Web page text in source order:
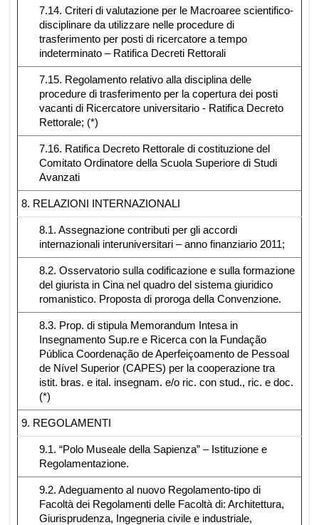
7.14. Criteri di valutazione per le Macroaree scientifico-
disciplinare da utilizzare nelle procedure di
trasferimento per posti di ricercatore a tempo
indeterminato – Ratifica Decreti Rettorali
7.15. Regolamento relativo alla disciplina delle
procedure di trasferimento per la copertura dei posti
vacanti di Ricercatore universitario - Ratifica Decreto
Rettorale; (*)
7.16. Ratifica Decreto Rettorale di costituzione del
Comitato Ordinatore della Scuola Superiore di Studi
Avanzati
8. RELAZIONI INTERNAZIONALI
8.1. Assegnazione contributi per gli accordi
internazionali interuniversitari – anno finanziario 2011;
8.2. Osservatorio sulla codificazione e sulla formazione
del giurista in Cina nel quadro del sistema giuridico
romanistico. Proposta di proroga della Convenzione.
8.3. Prop. di stipula Memorandum Intesa in
Insegnamento Sup.re e Ricerca con la Fundação
Pública Coordenação de Aperfeiçoamento de Pessoal
de Nível Superior (CAPES) per la cooperazione tra
istit. bras. e ital. insegnam. e/o ric. con stud., ric. e doc.
(*)
9. REGOLAMENTI
9.1. “Polo Museale della Sapienza” – Istituzione e
Regolamentazione.
9.2. Adeguamento al nuovo Regolamento-tipo di
Facoltà dei Regolamenti delle Facoltà di: Architettura,
Giurisprudenza, Ingegneria civile e industriale,